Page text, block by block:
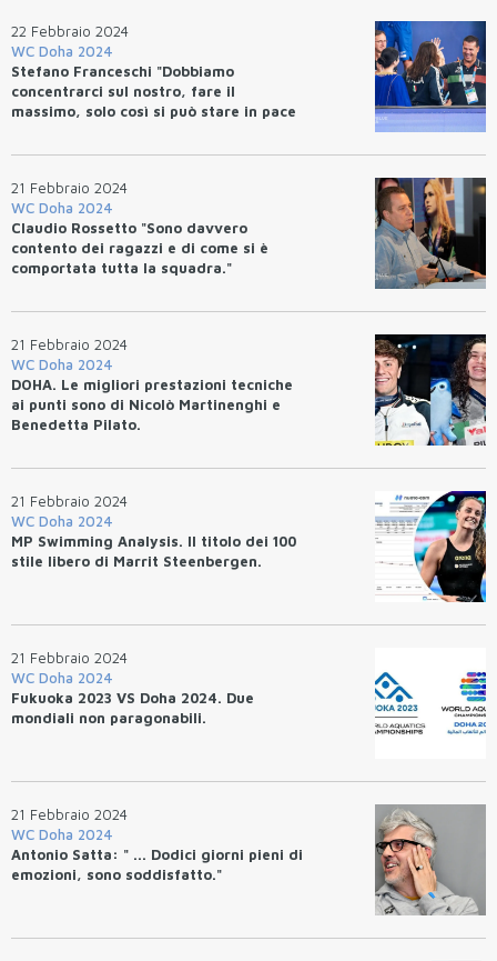
22 Febbraio 2024
WC Doha 2024
Stefano Franceschi "Dobbiamo
concentrarci sul nostro, fare il
massimo, solo così si può stare in pace
21 Febbraio 2024
WC Doha 2024
Claudio Rossetto "Sono davvero
contento dei ragazzi e di come si è
comportata tutta la squadra."
21 Febbraio 2024
WC Doha 2024
DOHA. Le migliori prestazioni tecniche
ai punti sono di Nicolò Martinenghi e
Benedetta Pilato.
21 Febbraio 2024
WC Doha 2024
MP Swimming Analysis. Il titolo dei 100
stile libero di Marrit Steenbergen.
21 Febbraio 2024
WC Doha 2024
Fukuoka 2023 VS Doha 2024. Due
mondiali non paragonabili.
21 Febbraio 2024
WC Doha 2024
Antonio Satta: " ... Dodici giorni pieni di
emozioni, sono soddisfatto."